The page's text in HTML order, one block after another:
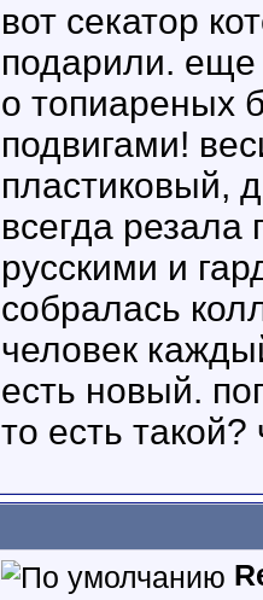
вот секатор
подарили. еще
о топиареных
подвигами!
пластиковый,
всегда резала
русскими и
собралась
человек
есть новый.
то есть такой?